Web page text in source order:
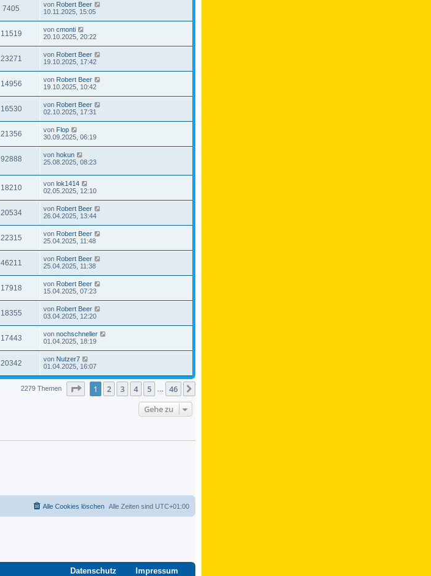
7405 von Robert Beer
10.11.2025, 15:05
11519 von cmonti
20.10.2025, 20:22
23271 von Robert Beer
19.10.2025, 17:42
14956 von Robert Beer
19.10.2025, 10:42
16530 von Robert Beer
02.10.2025, 17:31
21356 von Flop
30.09.2025, 06:19
92888 von hokun
25.08.2025, 08:23
18210 von lok1414
02.05.2025, 12:10
20534 von Robert Beer
26.04.2025, 13:44
22315 von Robert Beer
25.04.2025, 11:48
46211 von Robert Beer
25.04.2025, 11:38
17918 von Robert Beer
15.04.2025, 07:23
18355 von Robert Beer
03.04.2025, 12:20
17443 von nochschneller
01.04.2025, 18:19
20342 von Nutzer7
01.04.2025, 16:07
2279 Themen Seite von46
1 2 3 4 5 46
Gehe zu
Alle Zeiten sind UTC+01:00
Alle Cookies löschen
Datenschutz Impressum